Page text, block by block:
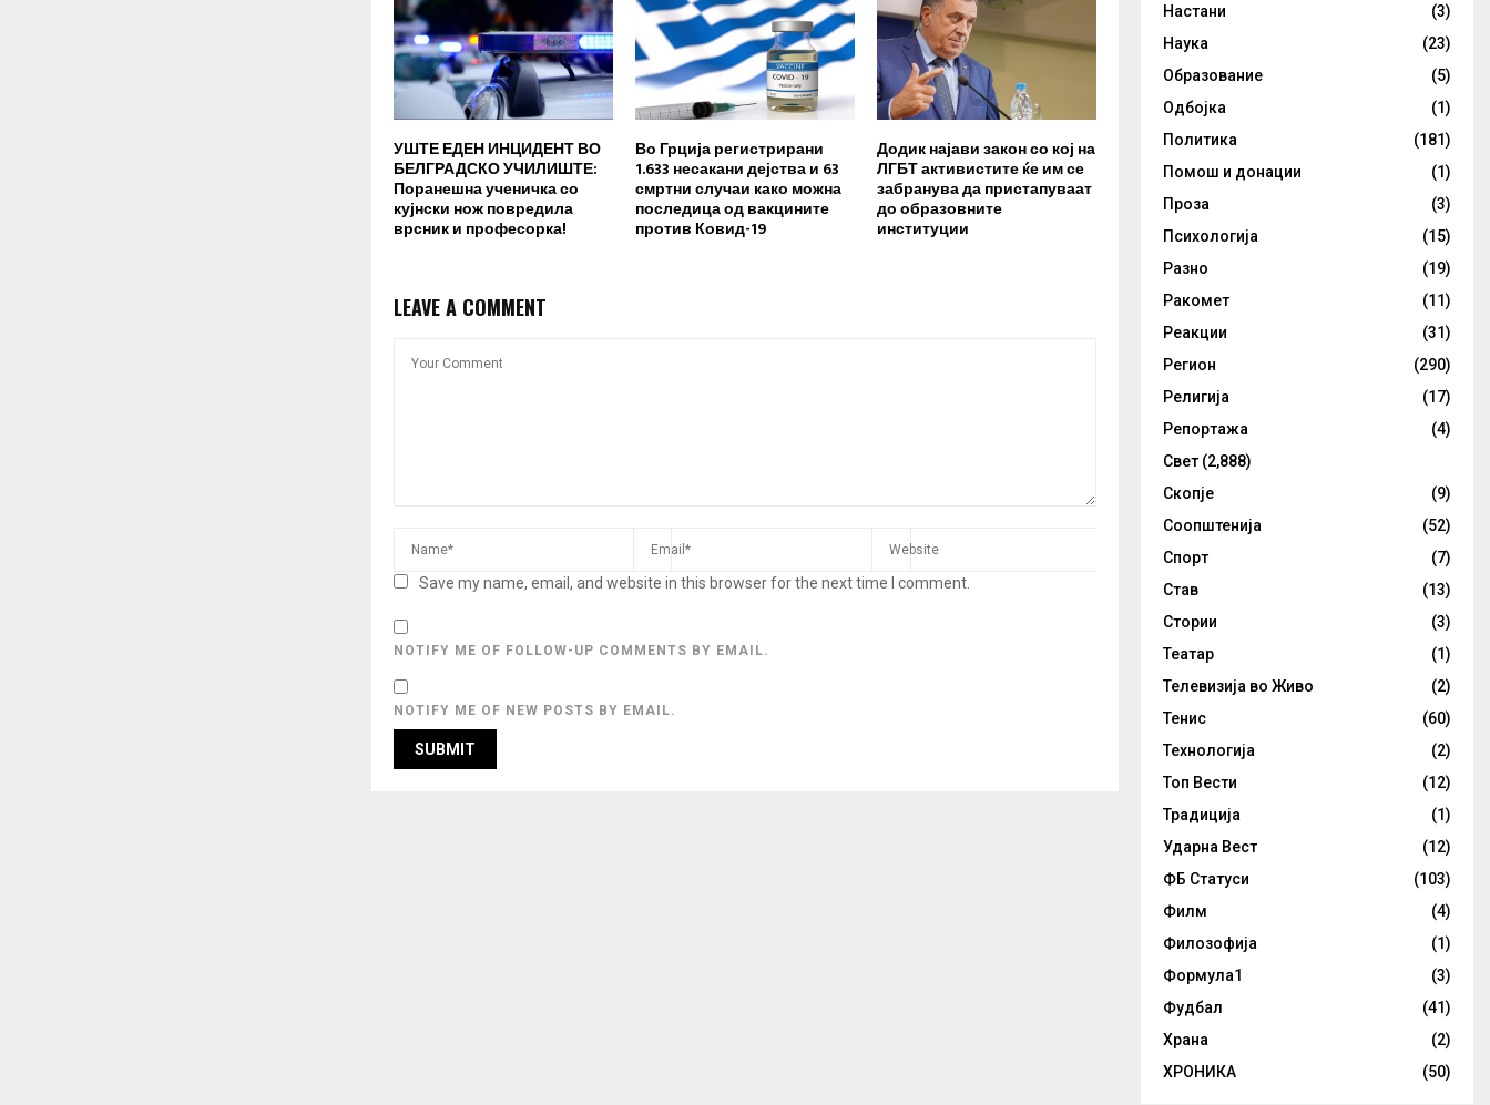
УШТЕ ЕДЕН ИНЦИДЕНТ ВО
БЕЛГРАДСКО УЧИЛИШТЕ:
Поранешна ученичка со
кујнски нож повредила
врсник и професорка!
Во Грција регистрирани
1.633 несакани дејства и 63
смртни случаи како можна
последица од вакцините
против Ковид-19
Додик најави закон со кој на
ЛГБТ активистите ќе им се
забранува да пристапуваат
до образовните
институции
LEAVE A COMMENT
Save my name, email, and website in this browser for the next time I comment.
NOTIFY ME OF FOLLOW-UP COMMENTS BY EMAIL.
NOTIFY ME OF NEW POSTS BY EMAIL.
Настани
(3)
Наука
(23)
Образование
(5)
Одбојка
(1)
Политика
(181)
Помош и донации
(1)
Проза
(3)
Психологија
(15)
Разно
(19)
Ракомет
(11)
Реакции
(31)
Регион
(290)
Религија
(17)
Репортажа
(4)
Свет (2,888)
Скопје
(9)
Соопштенија
(52)
Спорт
(7)
Став
(13)
Стории
(3)
Театар
(1)
Телевизија во Живо
(2)
Тенис
(60)
Технологија
(2)
Топ Вести
(12)
Традиција
(1)
Ударна Вест
(12)
ФБ Статуси
(103)
Филм
(4)
Филозофија
(1)
Формула1
(3)
Фудбал
(41)
Храна
(2)
ХРОНИКА
(50)